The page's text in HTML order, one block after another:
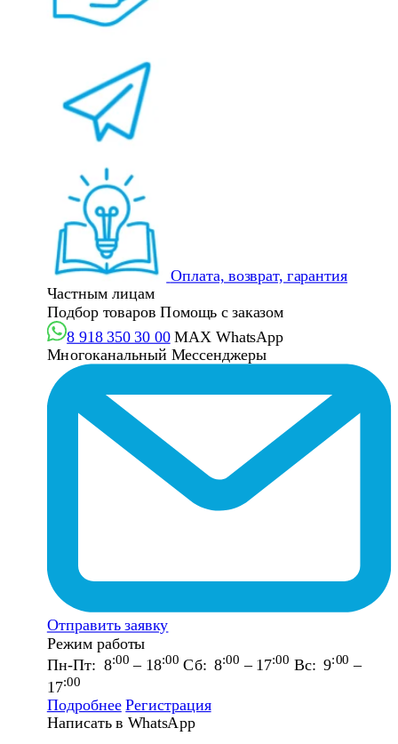
Оплата, возврат, гарантия
Частным лицам
Подбор товаров Помощь с заказом
8 918 350 30 00 MAX WhatsApp
Многоканальный Мессенджеры
Отправить заявку
Режим работы
Пн-Пт: 8:00 – 18:00 Сб: 8:00 – 17:00 Вс: 9:00 –
17:00
Подробнее Регистрация
Написать в WhatsApp